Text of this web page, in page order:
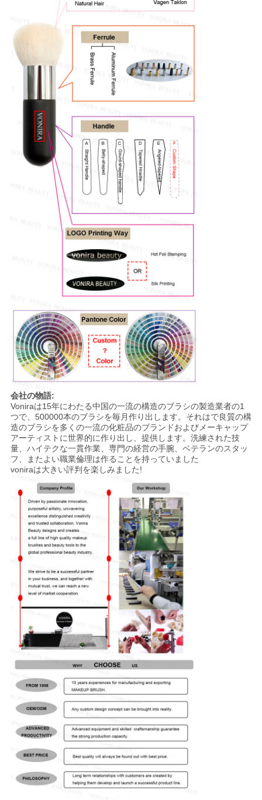
会社の物語:
Voniraは15年にわたる中国の一流の構造のブラシの製造業者の1
つで、500000本のブラシを毎月作り出します。それはで良質の構
造のブラシを多くの一流の化粧品のブランドおよびメーキャップ
アーティストに世界的に作り出し、提供します。洗練された技
量、ハイテクな一貫作業、専門の経営の手腕、ベテランのスタッ
フ、またよい職業倫理は作ることを持っていました
voniraは大きい評判を楽しみました!